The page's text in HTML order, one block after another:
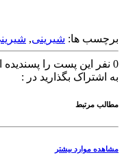
برچسب ها: شیرینی,
0 نفر این پست را پسندیده
به اشتراک بگذارید در :
مطالب مرتبط
مشاهده موارد بیشتر